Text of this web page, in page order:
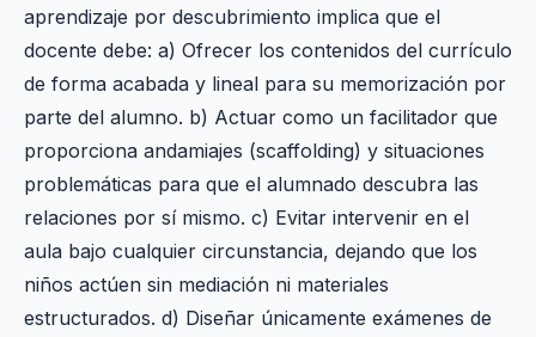
aprendizaje por descubrimiento implica que el
docente debe: a) Ofrecer los contenidos del currículo
de forma acabada y lineal para su memorización por
parte del alumno. b) Actuar como un facilitador que
proporciona andamiajes (scaffolding) y situaciones
problemáticas para que el alumnado descubra las
relaciones por sí mismo. c) Evitar intervenir en el
aula bajo cualquier circunstancia, dejando que los
niños actúen sin mediación ni materiales
estructurados. d) Diseñar únicamente exámenes de